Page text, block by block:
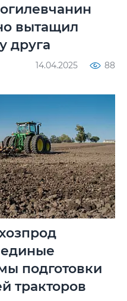
вытащил
друга
14.04.2025 88
подготовки
тракторов